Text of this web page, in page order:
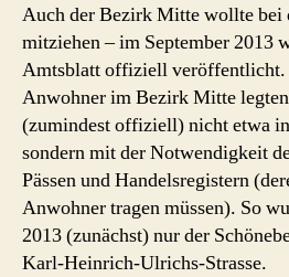
Auch der Bezirk Mitte wollte bei
mitziehen – im September 2013
Amtsblatt offiziell veröffentlicht.
Anwohner im Bezirk Mitte
(zumindest offiziell) nicht etwa
sondern mit der Notwendigkeit
Pässen und Handelsregistern
Anwohner tragen müssen). So
2013 (zunächst) nur der
Karl-Heinrich-Ulrichs-Strasse.